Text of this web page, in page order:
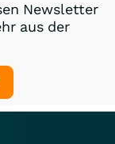
Newsletter
aus der